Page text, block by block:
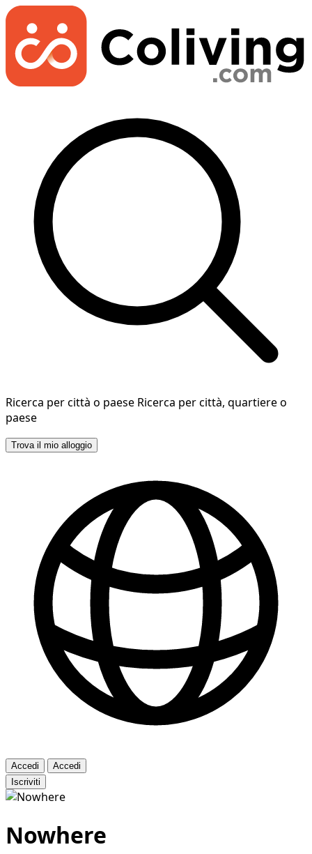
Ricerca per città o paese Ricerca per città, quartiere o
paese
Trova il mio alloggio
Accedi
Accedi
Iscriviti
Nowhere